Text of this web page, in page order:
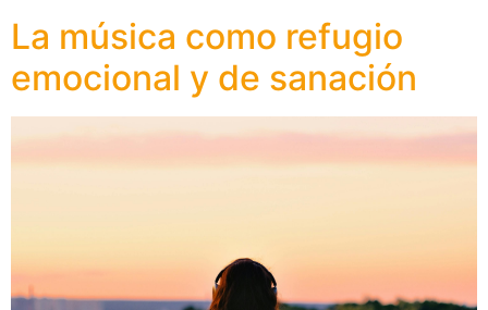
La música como refugio
emocional y de sanación